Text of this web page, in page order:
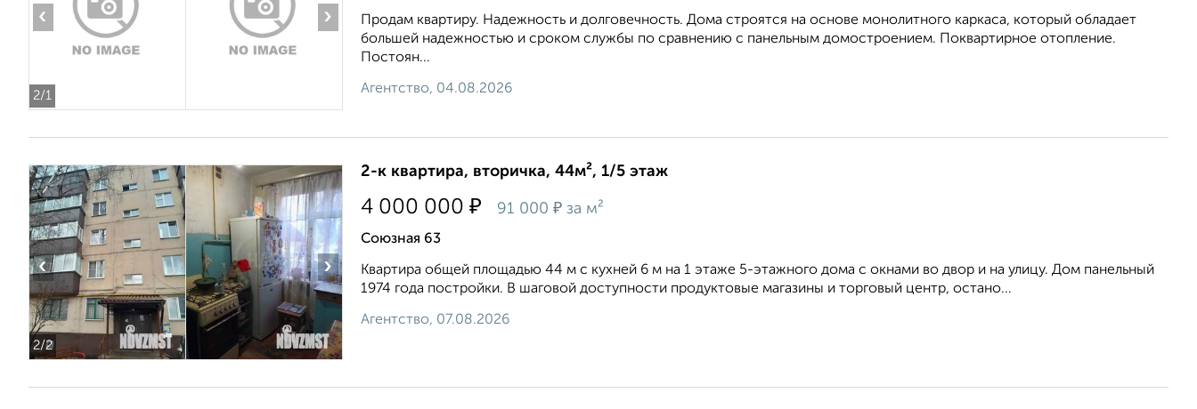
2/1
‹ ›
Продам квартиру. Надежность и долговечность. Дома строятся на основе монолитного каркаса, который обладает
большей надежностью и сроком службы по сравнению с панельным домостроением. Поквартирное отопление.
Постоян...
Агентство, 04.08.2026
2/2
‹ ›
2-к квартира, вторичка, 44м², 1/5 этаж
4 000 000 ₽ 91 000 ₽ за м²
Союзная 63
Квартира общей площадью 44 м с кухней 6 м на 1 этаже 5-этажного дома с окнами во двор и на улицу. Дом панельный
1974 года постройки. В шаговой доступности продуктовые магазины и торговый центр, остано...
Агентство, 07.08.2026